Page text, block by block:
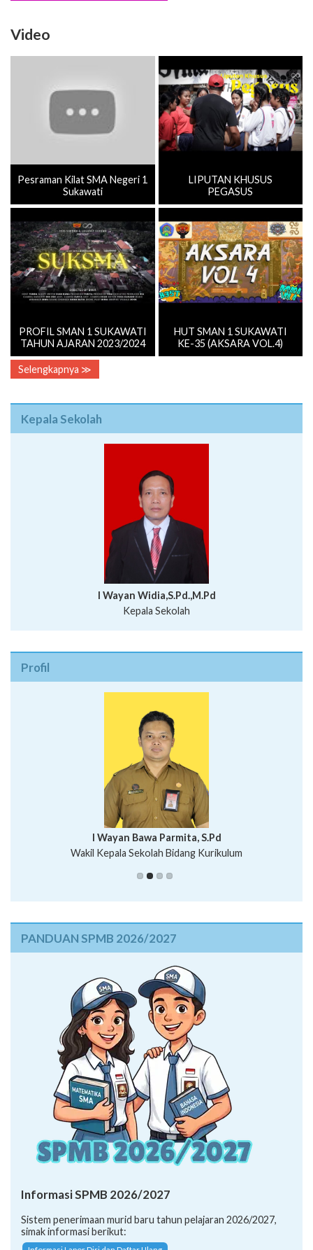
Video
Pesraman Kilat SMA Negeri 1
Sukawati
LIPUTAN KHUSUS
PEGASUS
PROFIL SMAN 1 SUKAWATI
TAHUN AJARAN 2023/2024
HUT SMAN 1 SUKAWATI
KE-35 (AKSARA VOL.4)
Selengkapnya ≫
Kepala Sekolah
I Wayan Widia,S.Pd.,M.Pd
Kepala Sekolah
Profil
Putu Suhartana, S.Pd.
I Wayan Bawa Parmita, S.Pd
Wakil Kepala Sekolah Bidang Kurikulum
I Wayan Gede Aditya Pratita, S.Pd., M.Sn
Ni Wayan Nopi Sutantri, S.Pd.
PANDUAN SPMB 2026/2027
Informasi SPMB 2026/2027
Sistem penerimaan murid baru tahun pelajaran 2026/2027,
simak informasi berikut: